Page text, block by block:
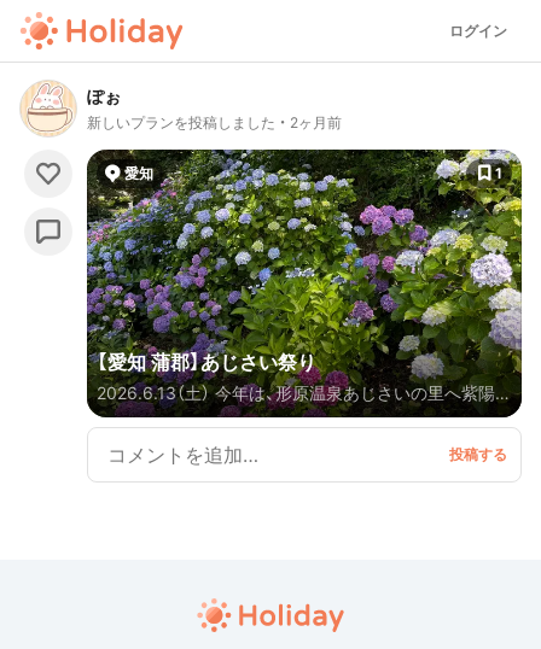
ログイン
ぽぉ
新しいプランを投稿しました 2ヶ月前
愛知 1
【愛知 蒲郡】あじさい祭り
2026.6.13（土） 今年は、形原温泉あじさいの里へ紫陽花
を見に行ってきました♪